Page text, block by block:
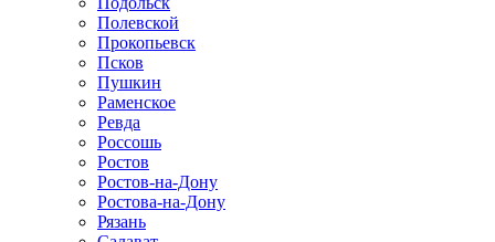
Полевской
Прокопьевск
Псков
Пушкин
Раменское
Ревда
Россошь
Ростов
Ростов-на-Дону
Ростова-на-Дону
Рязань